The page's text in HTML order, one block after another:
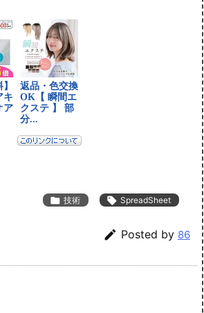
 技術  SpreadSheet
 Posted by 86